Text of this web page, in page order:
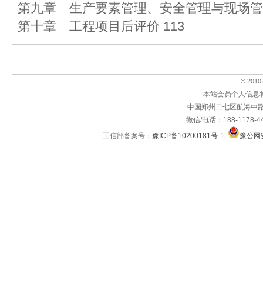
第九章 生产要素管理、安全管理与现场
第十章 工程项目后评价 113
© 2010
本站会员个人信息
中国郑州二七区航海中
微信/电话：188-1178-
工信部备案号： 豫ICP备10200181号-1 豫公网